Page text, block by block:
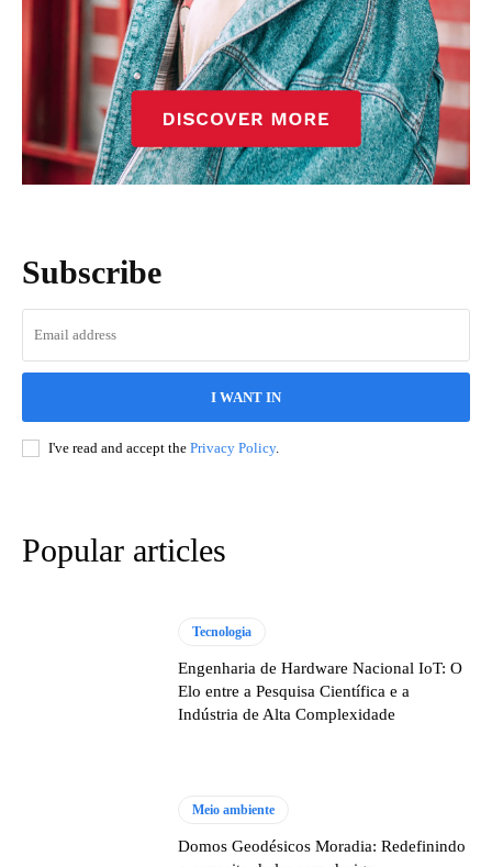
Subscribe
I WANT IN
I've read and accept the Privacy Policy.
Popular articles
Tecnologia
Engenharia de Hardware Nacional IoT: O
Elo entre a Pesquisa Científica e a
Indústria de Alta Complexidade
Meio ambiente
Domos Geodésicos Moradia: Redefinindo